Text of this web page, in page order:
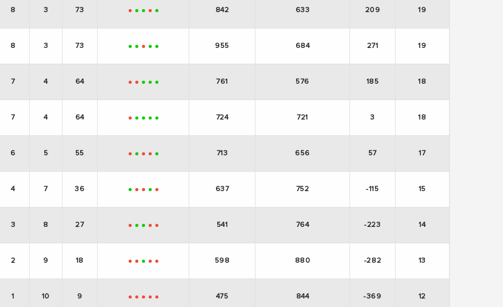
8 3 73 - + + - + 842 633 209 19
8 3 73 + + - + + 955 684 271 19
7 4 64 - - + + + 761 576 185 18
7 4 64 - + + + + 724 721 3 18
6 5 55 - + - - + 713 656 57 17
4 7 36 + - - + - 637 752 -115 15
3 8 27 - + + - - 541 764 -223 14
2 9 18 - - + - - 598 880 -282 13
1 10 9 - - - - - 475 844 -369 12